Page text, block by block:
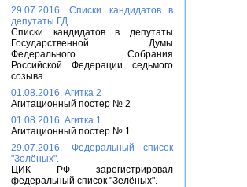
29.07.2016. Списки кандидатов в
депутаты ГД.
Списки кандидатов в депутаты
Государственной Думы
Федерального Собрания
Российской Федерации седьмого
созыва.
01.08.2016. Агитка 2
Агитационный постер № 2
01.08.2016. Агитка 1
Агитационный постер № 1
29.07.2016. Федеральный список
"Зелёных".
ЦИК РФ зарегистрировал
федеральный список "Зелёных".